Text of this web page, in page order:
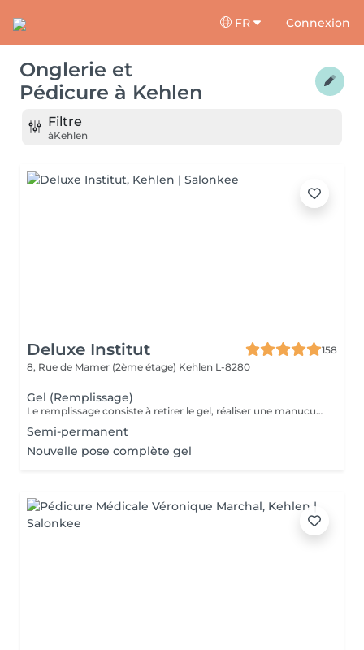
FR Connexion
Onglerie et
Pédicure à Kehlen
Filtre
àKehlen
Deluxe Institut
158
8, Rue de Mamer (2ème étage) Kehlen L-8280
Gel (Remplissage)
Le remplissage consiste à retirer le gel, réaliser une manucure et poser de nouveau du gel. Veuillez noter qu'un supplément de 3 € sera ajouté si vous avez des ongles cassés. Si plus de 4 ongles sont cassés, le tarif d'une pose complète sera appliqué. Le prix étudiant est appliqué aux enfants des clientes habituelles.
Semi-permanent
Nouvelle pose complète gel